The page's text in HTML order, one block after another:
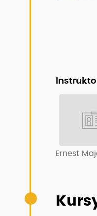
Ernest